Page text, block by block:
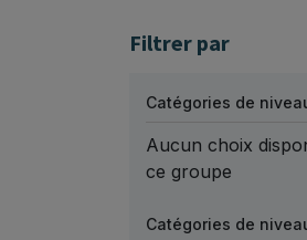
Filtrer par
Catégories de
Aucun choix
ce groupe
Catégories de